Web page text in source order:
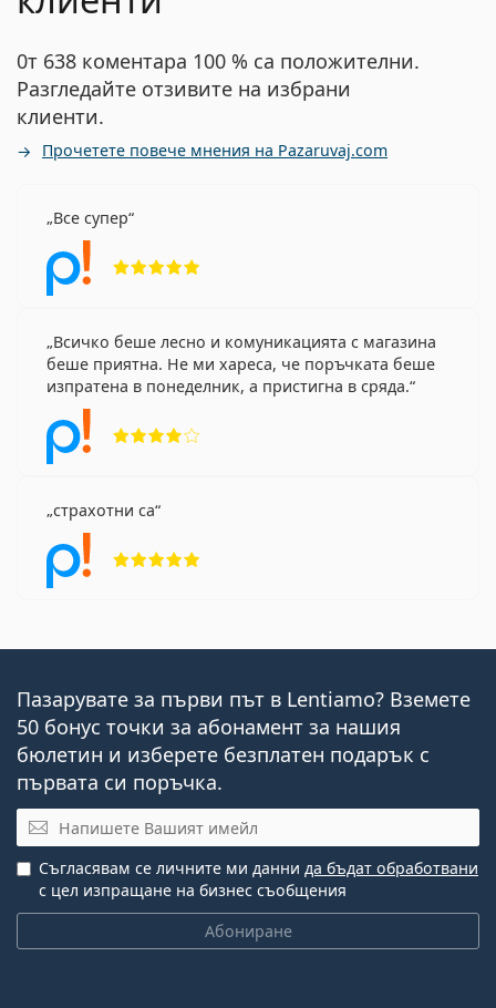
0т 638 коментара 100 % са положителни.
Разгледайте отзивите на избрани
клиенти.
Прочетете повече мнения на Pazaruvaj.com
Все супер
Всичко беше лесно и комуникацията с магазина
беше приятна. Не ми хареса, че поръчката беше
изпратена в понеделник, а пристигна в сряда.
страхотни са
Пазарувате за първи път в Lentiamo? Вземете
50 бонус точки за абонамент за нашия
бюлетин и изберете безплатен подарък с
първата си поръчка.
Имейл
Абониране
Съгласявам се личните ми данни да бъдат обработвани
с цел изпращане на бизнес съобщения